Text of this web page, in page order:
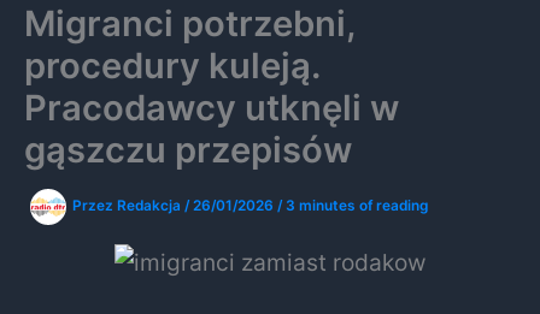
Migranci potrzebni,
procedury kuleją.
Pracodawcy utknęli w
gąszczu przepisów
Przez Redakcja /26/01/2026 / 3 minutes of reading